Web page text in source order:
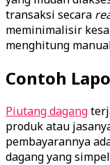
transaksi secara
meminimalisir
menghitung
Contoh
Piutang dagang
produk atau
pembayarannya
dagang yang